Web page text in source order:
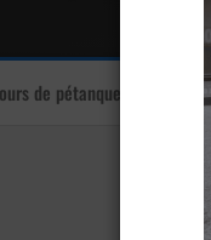
de pétanque à Looze